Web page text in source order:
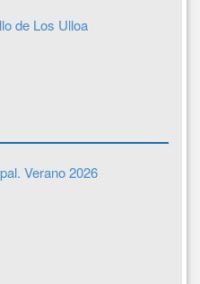
de Los Ulloa
Verano 2026